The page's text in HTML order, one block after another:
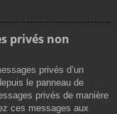
privés non
privés d’un
le panneau de
privés de manière
ces messages aux